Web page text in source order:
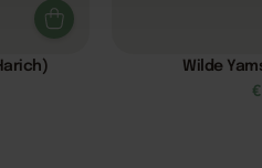
Wilde
€